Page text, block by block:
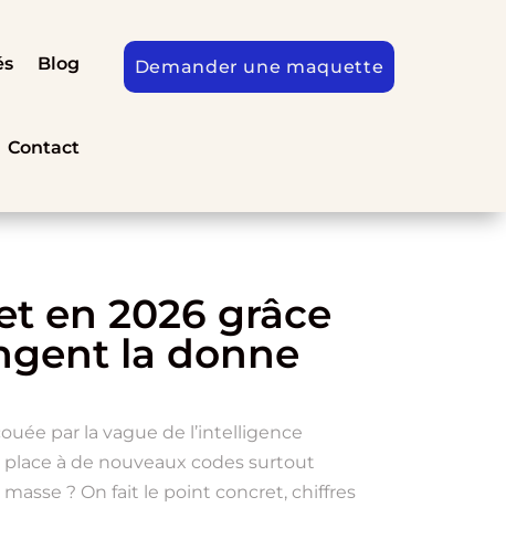
Blog
Contact
Demander une maquette
en 2026 grâce
la donne
par la vague de l’intelligence
à de nouveaux codes surtout
? On fait le point concret, chiffres